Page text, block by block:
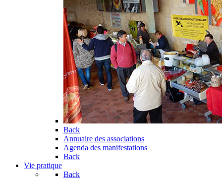
Back
Annuaire des associations
Agenda des manifestations
Back
Vie pratique
Back